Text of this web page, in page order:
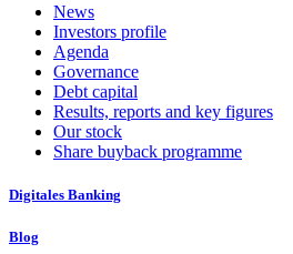
News
Investors profile
Agenda
Governance
Debt capital
Results, reports and key figures
Our stock
Share buyback programme
Digitales Banking
Blog